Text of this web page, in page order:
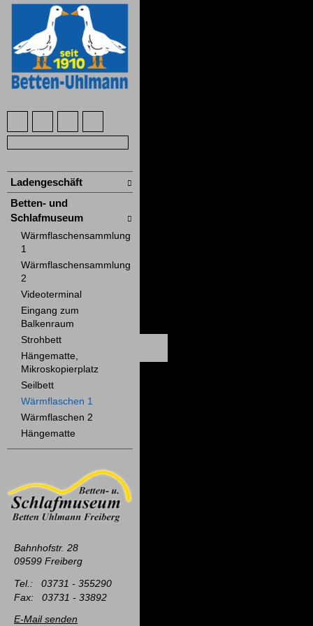
Ladengeschäft
Betten- und
Schlafmuseum
Wärmflaschensammlung
1
Wärmflaschensammlung
2
Videoterminal
Eingang zum
Balkenraum
Strohbett
Hängematte,
Mikroskopierplatz
Seilbett
Wärmflaschen 1
Wärmflaschen 2
Hängematte
Bahnhofstr. 28
09599 Freiberg
Tel.: 03731 - 355290
Fax: 03731 - 33892
E-Mail senden